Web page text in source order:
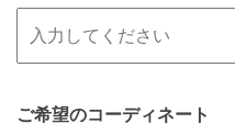
ご希望のコーディネート